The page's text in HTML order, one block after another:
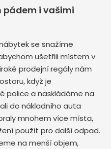
i vašimi
se snažíme
ušetřili místem v
prodejní regály nám
když je
police a naskládáme na
do nákladního auta
mnohem více místa,
použít pro další odpad.
na menší objem,